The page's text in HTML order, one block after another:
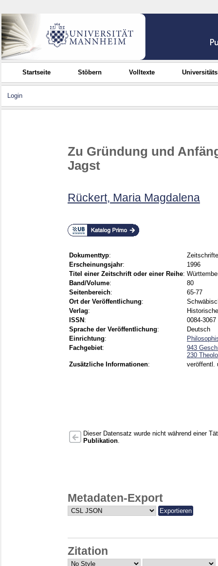
Startseite Stöbern Volltexte
Login
Zu Gründung und
Jagst
Rückert, Maria Magdalena
Dokumenttyp:
Erscheinungsjahr:
1996
Titel einer Zeitschrift oder einer Reihe:
Band/Volume:
80
Seitenbereich:
65-77
Ort der Veröffentlichung:
Verlag:
ISSN :
0084-3067
Sprache der Veröffentlichung:
Deutsch
Einrichtung:
Fachgebiet:
943
230
Zusätzliche Informationen: veröffentl.
Dieser Datensatz wurde nicht während einer
Publikation
Metadaten-Export
Zitation